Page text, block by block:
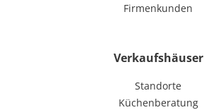
Firmenkunden
Verkaufshäuser
Standorte
Küchenberatung